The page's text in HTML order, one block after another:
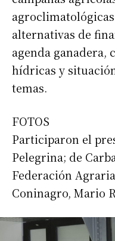
alternativas de
agenda ganadera,
hídricas y
temas.
FOTOS
Participaron el
Pelegrina; de
Federación
Coninagro, Mario